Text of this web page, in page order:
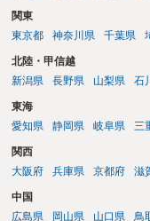
関東
東京都
神奈川県 千葉県
北陸・甲信越
新潟県
長野県 山梨県 石
東海
愛知県
静岡県 岐阜県 三
関西
大阪府
兵庫県 京都府 滋
中国
広島県
岡山県 山口県 鳥